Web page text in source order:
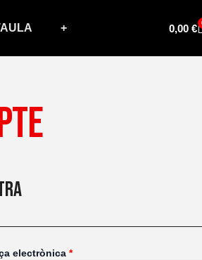
+ 0,00€
electrònica *